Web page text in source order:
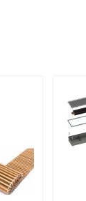
до